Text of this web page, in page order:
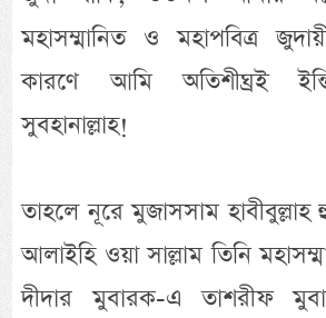
মহাসম্মানিত ও মহাপবিত্র
কারণে আমি অতিশীঘ্রই
সুবহানাল্লাহ!
তাহলে নূরে মুজাসসাম হাবীবুল্লাহ
আলাইহি ওয়া সাল্লাম তিনি
দীদার মুবারক-এ তাশরীফ